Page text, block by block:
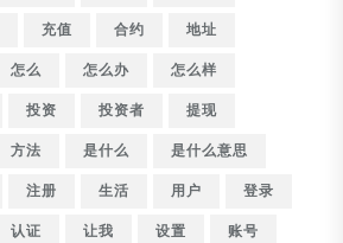
充值 合约
地址
怎么 怎么办
怎么样
投资 投资者
提现
方法 是什么
是什么意思
注册 生活 用户
登录
认证 让我 设置
账号